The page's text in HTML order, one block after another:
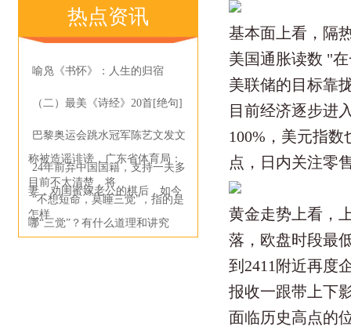
热点资讯
喻凫《书怀》：人生的归宿
（二）最美《诗经》20首[绝句]
巴黎奥运会跳水冠军陈艺文发文
称被造谣诽谤，广东省体育局：
目前不太清楚，将
24年前弃中国国籍，支持一夫多
妻，劝闺蜜嫁老公的棋后，如今
怎样
“不想短命，莫睡三觉”，指的是
哪“三觉”？有什么道理和讲究
基本面上看，隔
美国通胀读数 "
美联储的目标靠
目前经济逐步进
100%，美元指
点，日内关注零
黄金走势上看，
落，欧盘时段最
到2411附近再度
报收一跟带上下
面临历史高点的